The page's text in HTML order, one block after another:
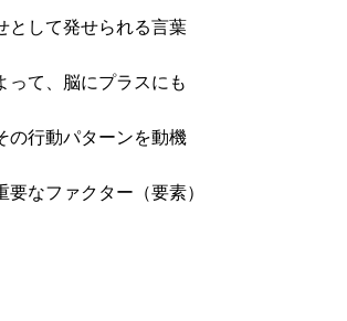
として発せられる言葉
って、脳にプラスにも
の行動パターンを動機
なファクター（要素）